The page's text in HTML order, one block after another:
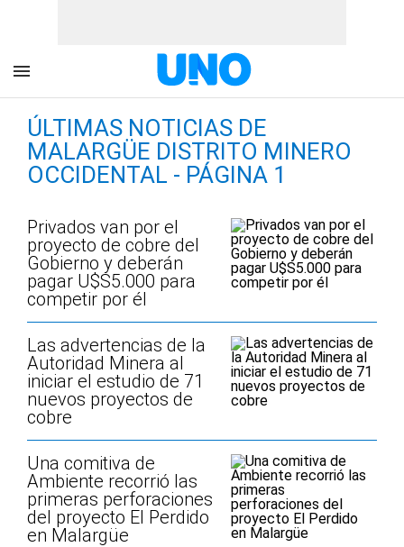
ÚLTIMAS NOTICIAS DE
MALARGÜE DISTRITO MINERO
OCCIDENTAL - PÁGINA 1
Privados van por el
proyecto de cobre del
Gobierno y deberán
pagar U$S5.000 para
competir por él
Las advertencias de la
Autoridad Minera al
iniciar el estudio de 71
nuevos proyectos de
cobre
Una comitiva de
Ambiente recorrió las
primeras perforaciones
del proyecto El Perdido
en Malargüe